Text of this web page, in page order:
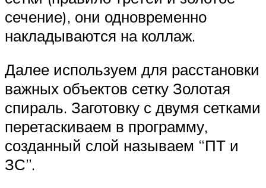
сечение), они одновременно
накладываются на коллаж.
Далее используем для расстановки
важных объектов сетку Золотая
спираль. Заготовку с двумя сетками
перетаскиваем в программу,
созданный слой называем “ПТ и
ЗС”.